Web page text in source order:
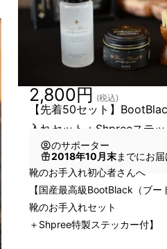
【先着50セット】
入れセット＋Shpreeステ
2,800円 (税込)
のサポーター
2018年10月末までにお
靴のお手入れ初心者さんへ
【国産最高級BootBlack（ブー
靴のお手入れセット
＋Shpree特製ステッカー付】